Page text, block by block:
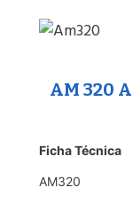
AM 320
Ficha Técnica
AM320